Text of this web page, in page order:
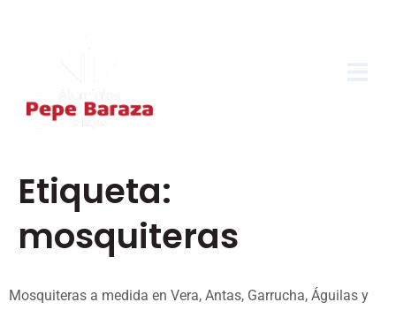
Etiqueta:
mosquiteras
Mosquiteras a medida en Vera, Antas, Garrucha, Águilas y